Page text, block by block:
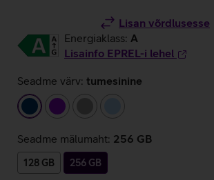
Lisan võrdlusesse
Energiaklass: A
Lisainfo EPREL-i lehel
Seadme värv: tumesinine
tumesinine
lilla
Seadme mälumaht: 256 GB
128 GB 256 GB